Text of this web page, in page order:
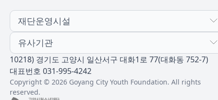
10218) 경기도 고양시 일산서구 대화1로 77(대화동 752-7)
대표번호 031-995-4242
Copyright © 2026 Goyang City Youth Foundation. All rights
reserved.
재단운영시설
유사기관